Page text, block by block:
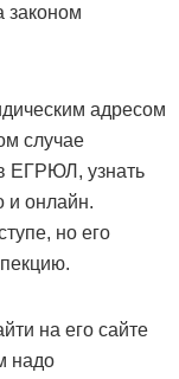
законом
адресом
случае
ЕГРЮЛ, узнать
и онлайн.
но его
на его сайте
надо